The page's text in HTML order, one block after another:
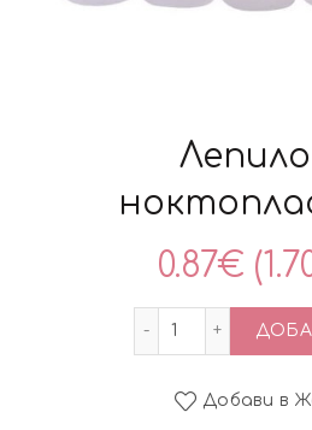
0.87€
количество
Добави в